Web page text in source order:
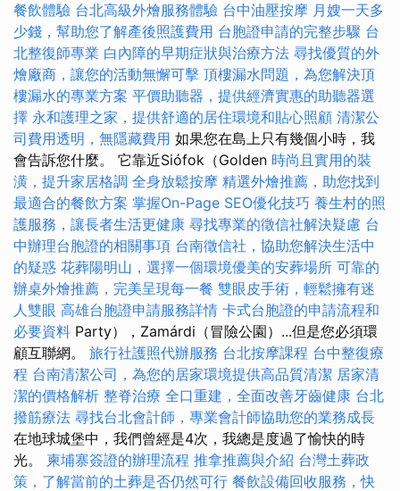
餐飲體驗 台北高級外燴服務體驗 台中油壓按摩 月嫂一天多
少錢，幫助您了解產後照護費用 台胞證申請的完整步驟 台
北整復師專業 白內障的早期症狀與治療方法 尋找優質的外
燴廠商，讓您的活動無懈可擊 頂樓漏水問題，為您解決頂
樓漏水的專業方案 平價助聽器，提供經濟實惠的助聽器選
擇 永和護理之家，提供舒適的居住環境和貼心照顧 清潔公
司費用透明，無隱藏費用 如果您在島上只有幾個小時，我
會告訴您什麼。 它靠近Siófok（Golden 時尚且實用的裝
潢，提升家居格調 全身放鬆按摩 精選外燴推薦，助您找到
最適合的餐飲方案 掌握On-Page SEO優化技巧 養生村的照
護服務，讓長者生活更健康 尋找專業的徵信社解決疑慮 台
中辦理台胞證的相關事項 台南徵信社，協助您解決生活中
的疑惑 花葬陽明山，選擇一個環境優美的安葬場所 可靠的
辦桌外燴推薦，完美呈現每一餐 雙眼皮手術，輕鬆擁有迷
人雙眼 高雄台胞證申請服務詳情 卡式台胞證的申請流程和
必要資料 Party），Zamárdi（冒險公園）...但是您必須環
顧互聯網。 旅行社護照代辦服務 台北按摩課程 台中整復療
程 台南清潔公司，為您的居家環境提供高品質清潔 居家清
潔的價格解析 整脊治療 全口重建，全面改善牙齒健康 台北
撥筋療法 尋找台北會計師，專業會計師協助您的業務成長
在地球城堡中，我們曾經是4次，我總是度過了愉快的時
光。 柬埔寨簽證的辦理流程 推拿推薦與介紹 台灣土葬政
策，了解當前的土葬是否仍然可行 餐飲設備回收服務，快